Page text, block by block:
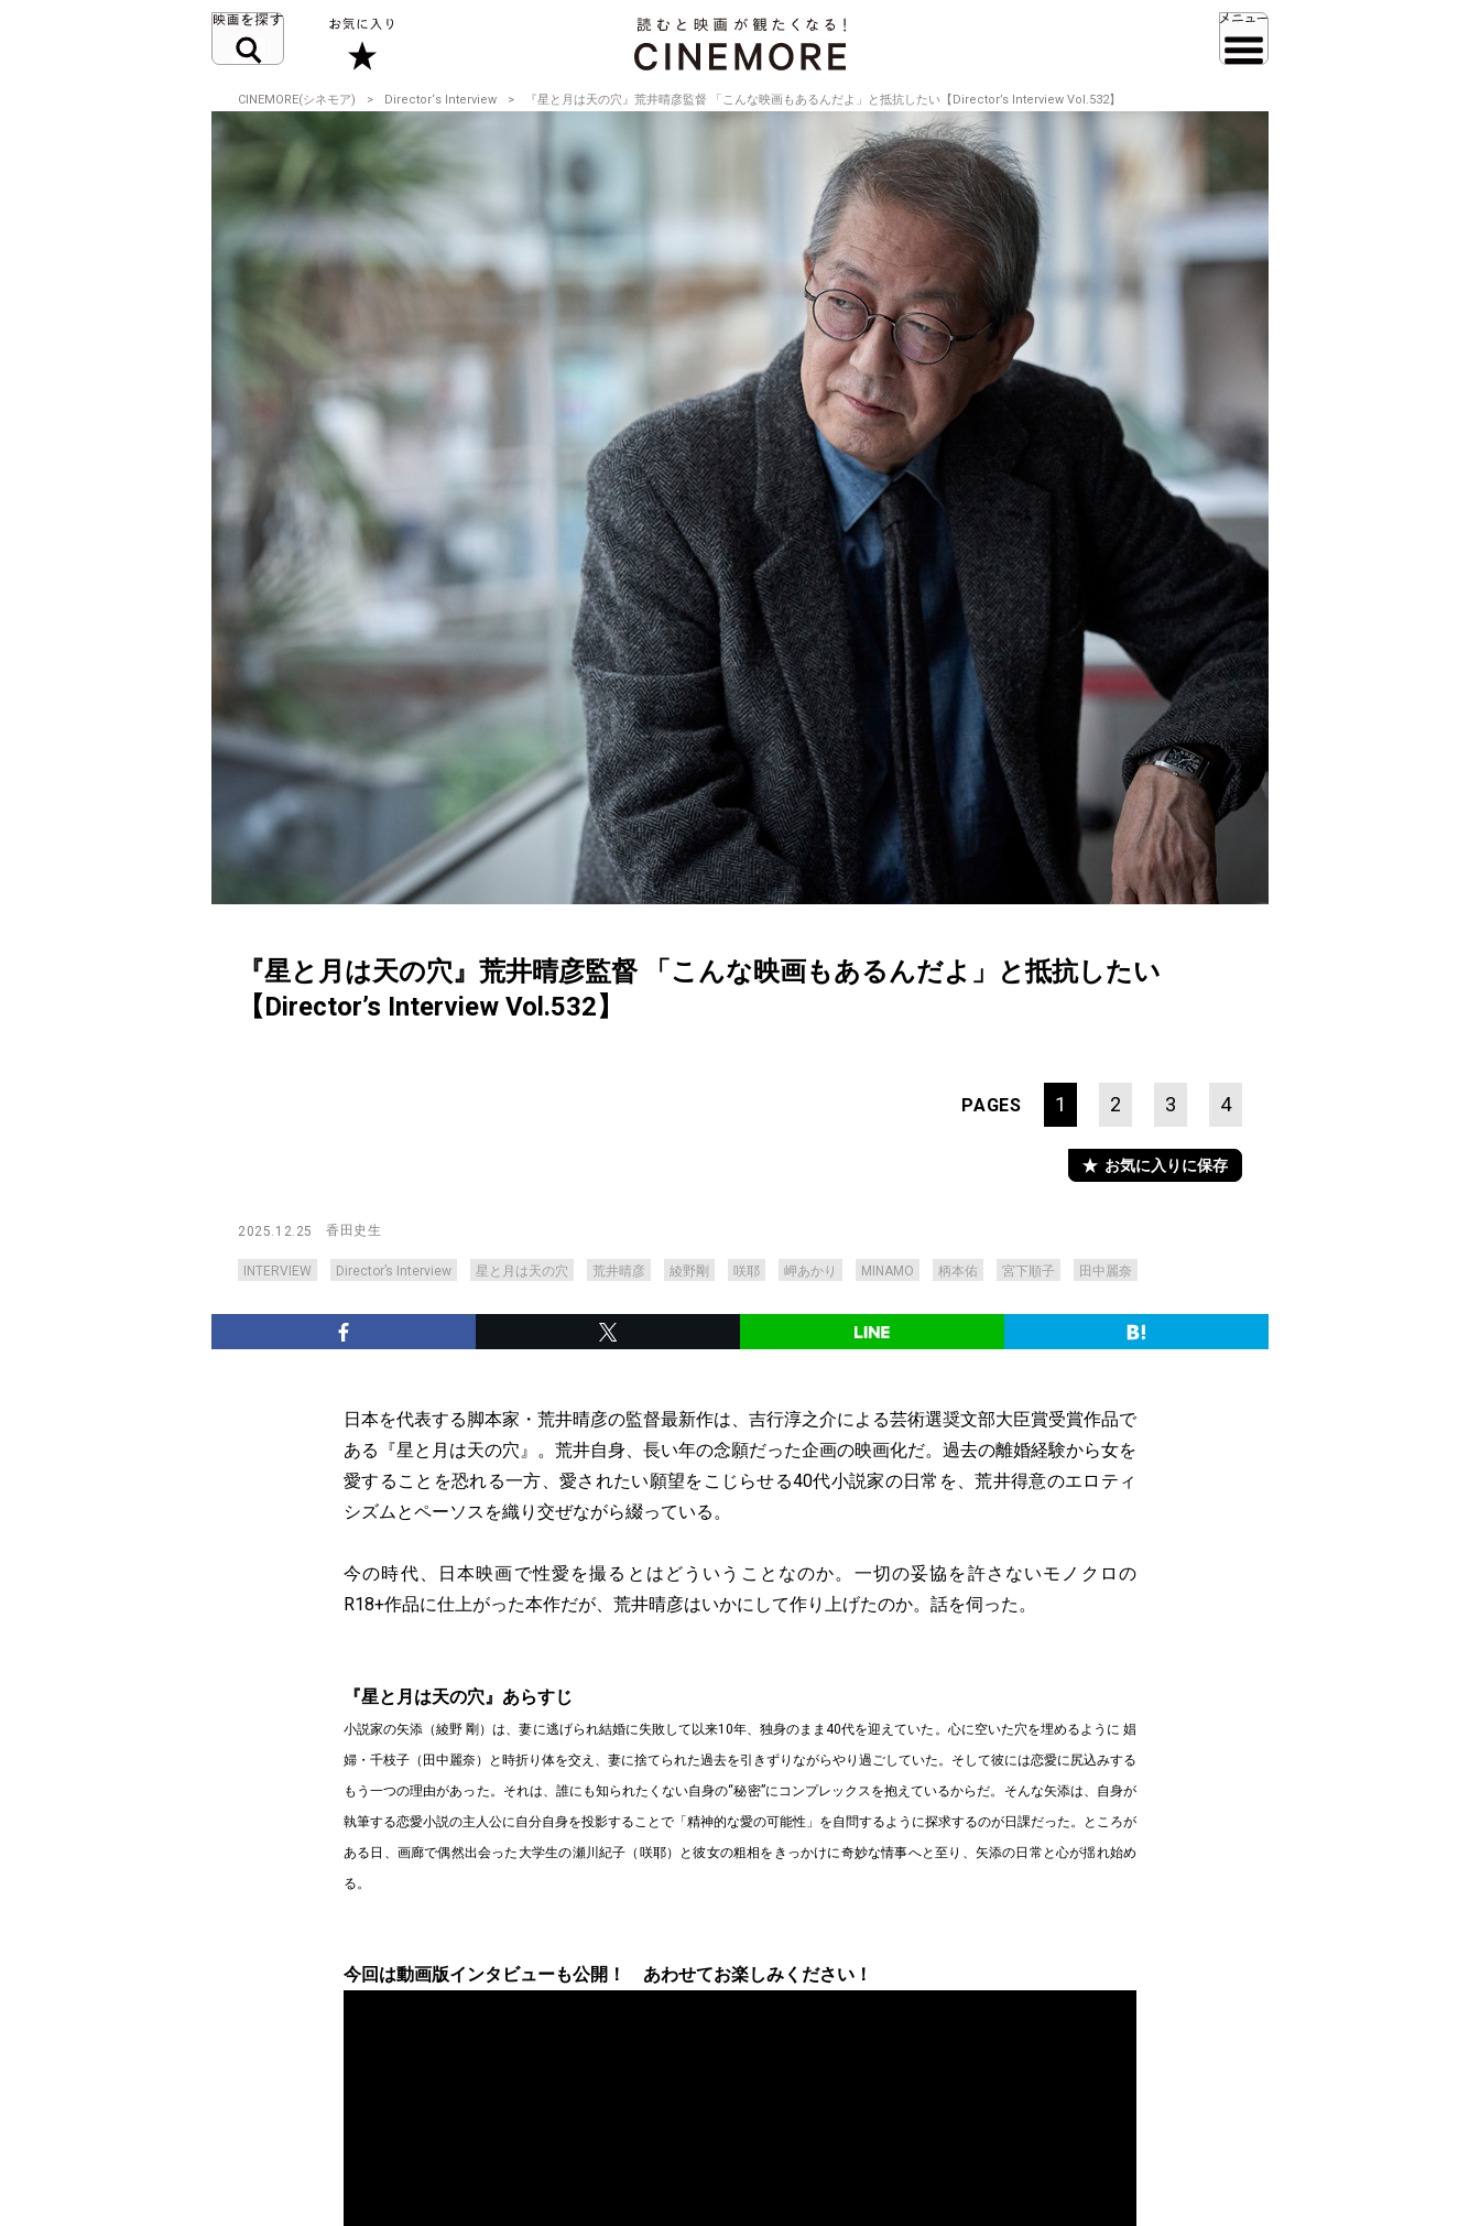
CINEMORE(シネモア) Director‘s Interview 『星と月は天の穴』荒井晴彦監督 「こんな映画もあるんだよ」と抵抗したい【Director’s Interview Vol.532】
『星と月は天の穴』荒井晴彦監督 「こんな映画もあるんだよ」と抵抗したい
【Director’s Interview Vol.532】
PAGES 1 2 3 4
お気に入りに保存
2025.12.25 香田史生
INTERVIEW Director’s Interview 星と月は天の穴 荒井晴彦 綾野剛 咲耶 岬あかり MINAMO 柄本佑 宮下順子 田中麗奈
日本を代表する脚本家・荒井晴彦の監督最新作は、吉行淳之介による芸術選奨文部大臣賞受賞作品で
ある『星と月は天の穴』。荒井自身、長い年の念願だった企画の映画化だ。過去の離婚経験から女を
愛することを恐れる一方、愛されたい願望をこじらせる40代小説家の日常を、荒井得意のエロティ
シズムとペーソスを織り交ぜながら綴っている。
今の時代、日本映画で性愛を撮るとはどういうことなのか。一切の妥協を許さないモノクロの
R18+作品に仕上がった本作だが、荒井晴彦はいかにして作り上げたのか。話を伺った。
『星と月は天の穴』あらすじ
小説家の矢添（綾野 剛）は、妻に逃げられ結婚に失敗して以来10年、独身のまま40代を迎えていた。心に空いた穴を埋めるように 娼
婦・千枝子（田中麗奈）と時折り体を交え、妻に捨てられた過去を引きずりながらやり過ごしていた。そして彼には恋愛に尻込みする
もう一つの理由があった。それは、誰にも知られたくない自身の“秘密”にコンプレックスを抱えているからだ。そんな矢添は、自身が
執筆する恋愛小説の主人公に自分自身を投影することで「精神的な愛の可能性」を自問するように探求するのが日課だった。ところが
ある日、画廊で偶然出会った大学生の瀬川紀子（咲耶）と彼女の粗相をきっかけに奇妙な情事へと至り、矢添の日常と心が揺れ始め
る。
今回は動画版インタビューも公開！ あわせてお楽しみください！